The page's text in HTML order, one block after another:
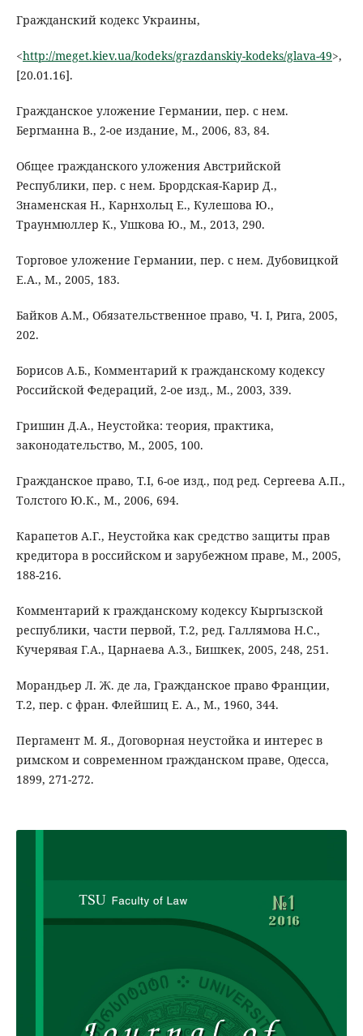
Гражданский кодекс Украины,
<http://meget.kiev.ua/kodeks/grazdanskiy-kodeks/glava-49>,
[20.01.16].
Гражданское уложение Германии, пер. с нем.
Бергманна В., 2-ое издание, М., 2006, 83, 84.
Общее гражданского уложения Австрийской
Республики, пер. с нем. Брордская-Карир Д.,
Знаменская Н., Карнхольц Е., Кулешова Ю.,
Траунмюллер К., Ушкова Ю., М., 2013, 290.
Tорговое уложение Германии, пер. с нем. Дубовицкой
Е.А., М., 2005, 183.
Байков А.М., Обязательственное право, Ч. I, Рига, 2005,
202.
Борисов А.Б., Комментарий к гражданскому кодексу
Российской Федераций, 2-ое изд., М., 2003, 339.
Гришин Д.А., Неустойка: теория, практика,
законодательство, М., 2005, 100.
Гражданское право, Т.I, 6-ое изд., под ред. Сергеева А.П.,
Толстого Ю.К., М., 2006, 694.
Карапетов А.Г., Неустойка как средство защиты прав
кредитора в российском и зарубежном праве, М., 2005,
188-216.
Комментарий к гражданскому кодексу Кыргызской
республики, части первой, Т.2, ред. Галлямова Н.С.,
Кучерявая Г.А., Царнаева А.З., Бишкек, 2005, 248, 251.
Морандьер Л. Ж. де ла, Гражданское право Франции,
Т.2, пер. с фран. Флейшиц Е. А., М., 1960, 344.
Пергамент М. Я., Договорная неустойка и интерес в
римском и современном гражданском праве, Одесса,
1899, 271-272.